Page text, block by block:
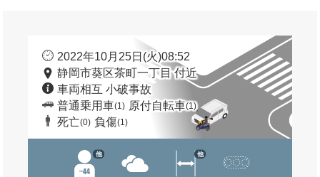
2022年10月25日(火)08:52
静岡市葵区茶町一丁目 付近
車両相互 小破事故
普通乗用車(1) 原付自転車(1)
死亡(0) 負傷(1)
他 他